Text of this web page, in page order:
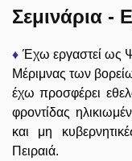
Σεμινάρια -
♦ Έχω εργαστεί ως
Μέριμνας των
έχω προσφέρει
φροντίδας
και μη
Πειραιά.